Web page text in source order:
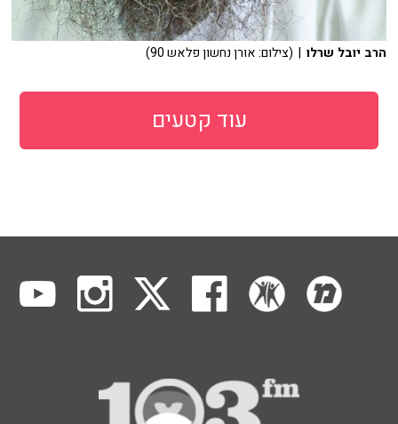
הרב יובל שרלו | (צילום: אורן נחשון פלאש 90)
עוד קטעים